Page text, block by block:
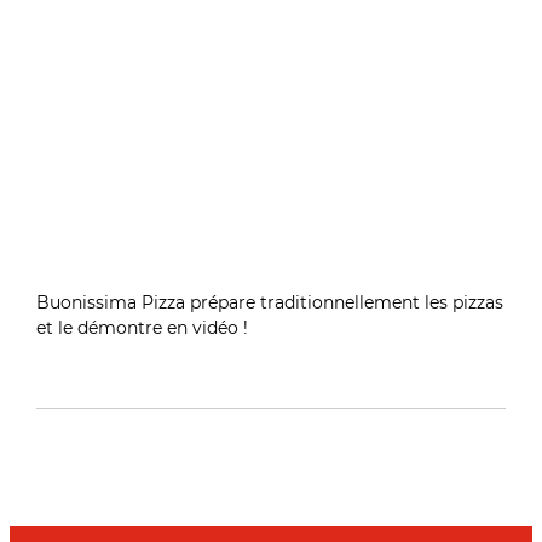
Buonissima Pizza prépare traditionnellement les pizzas
et le démontre en vidéo !